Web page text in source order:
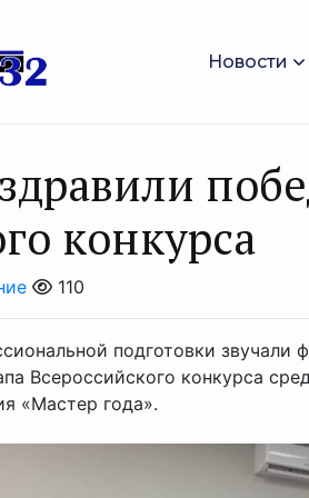
Новости
конкурса
110
подготовки звучали
Всероссийского конкурса
«Мастер года».